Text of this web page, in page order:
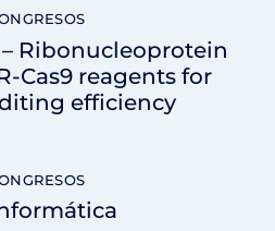
Ribonucleoprotein
Cas9 reagents for
efficiency